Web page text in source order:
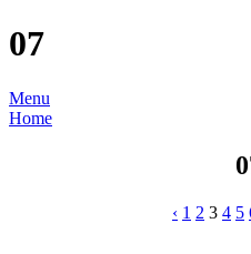
07
Menu
Home
‹ 1 2 3 4 5